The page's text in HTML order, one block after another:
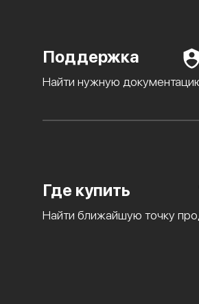
Поддержка
Найти нужную
Где купить
Найти ближайшую точку